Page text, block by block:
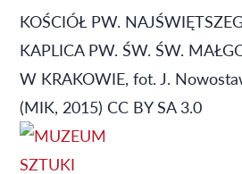
KOŚCIÓŁ PW.
KAPLICA PW. ŚW. ŚW.
W KRAKOWIE, fot. J.
(MIK, 2015) CC BY SA 3.0